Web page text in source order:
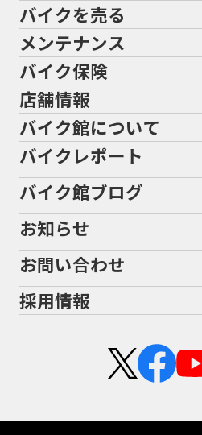
689cc690SMCR
701エンデューロ72PS
765773cc800cc80s80
80万以下大型80万円以
883R890DUKE899
8耐8耐見に行きたい
946ml950S950cc
ADDRESSADDRESS
ADV160AEROX
AEROX155 ABS
ANNIVERSARYAPEAPE
ARMORED CORE2
Address125
BALIUSⅡ
BANDIT 1250F
BANDIT1250F
バイクを買う トップ
バイクを探す
メーカーから探す
色から探す
スタイルから探す
排気量から探す
地域から探す
バイクを売る
バイクを売る トップ
バイク館買取の強み
バイクを高く売るコツ
バイク買取の流れ
全国展開の強み
メーカー別買取相場・
ヤマハ
ホンダ
スズキ
ハーレーダビッドソン
ドゥカティ
メンテナンス
メンテナンス トップ
バイク点検
バイク車検
Bikeep
バイク保険
バイク保険 トップ
自賠責保険
任意保険
バイク保険無料見積り（現在未加
バイク保険無料見積り（他社でご
盗難保険
店舗情報
店舗情報 トップ
北海道
宮城
福島
茨城
栃木
バイク館について
バイク館について トップ
バイク館が選ばれる理由
会社概要
沿革
二輪公正取引協議会加盟店
バイクレポート
バイク館ブログ
お知らせ
お問い合わせ
採用情報
中途採用・アルバイト